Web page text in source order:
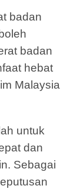
badan
badan
hebat
Malaysia
untuk
dan
Sebagai